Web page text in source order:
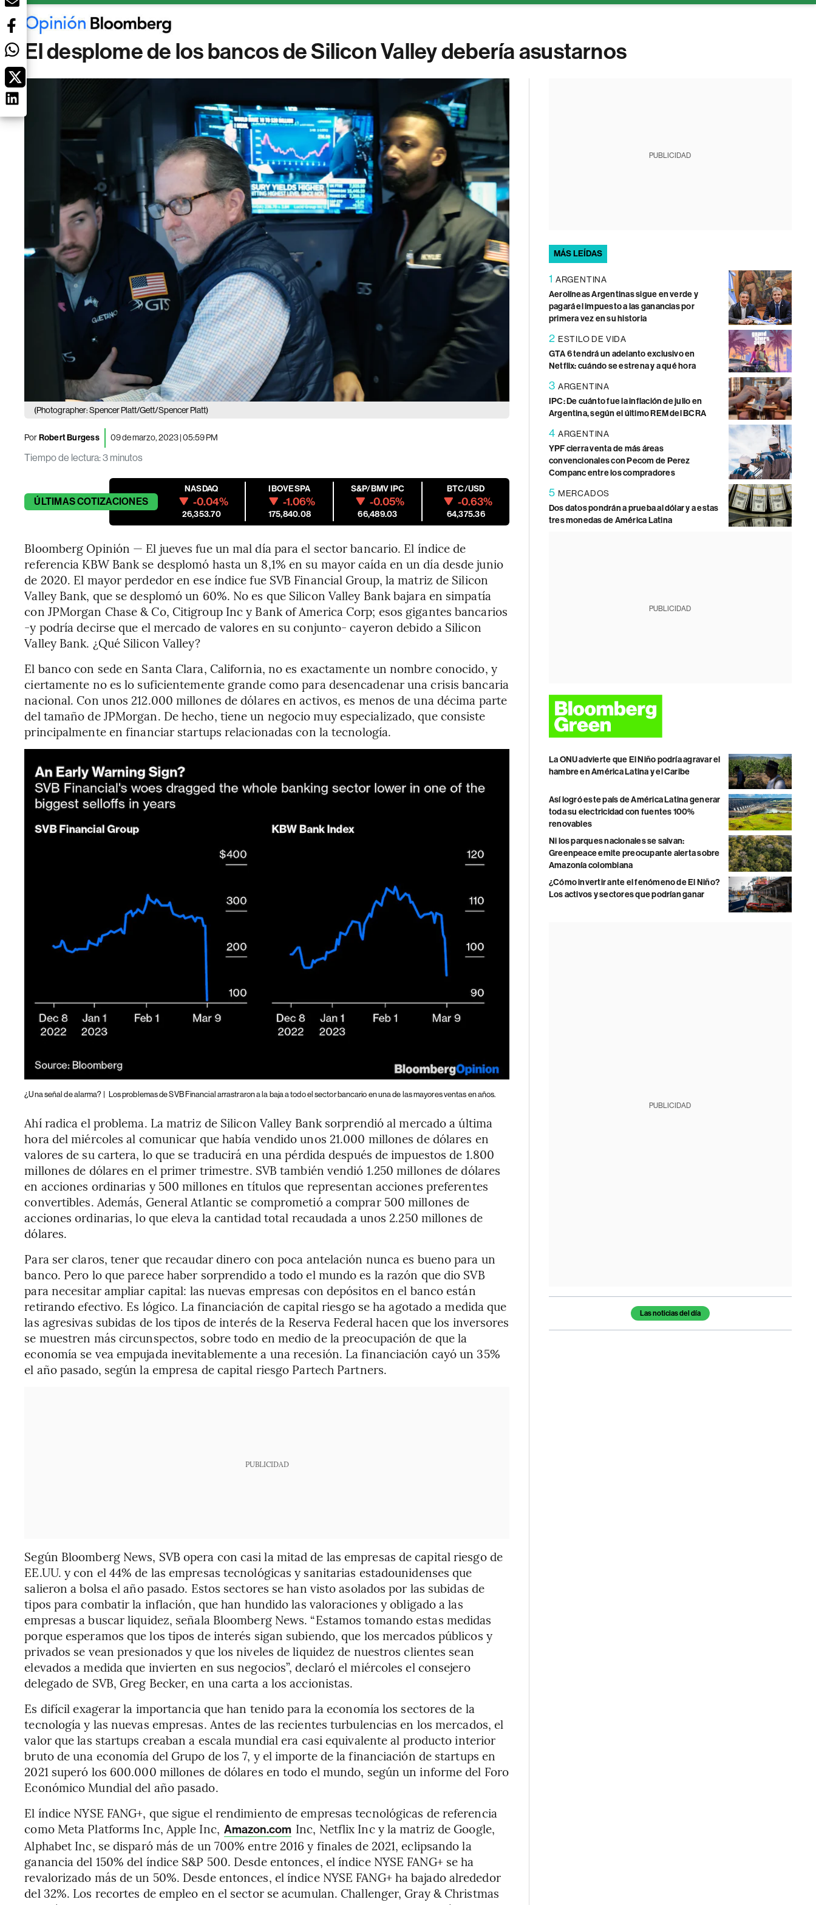
El desplome de los bancos de Silicon Valley debería asustarnos
(Photographer: Spencer Platt/Gett/Spencer Platt)
PorRobert Burgess 09 de marzo, 2023 | 05:59 PM
Tiempo de lectura:3 minutos
ÚLTIMASCOTIZACIONES
NASDAQ
-0.04%
26,353.70
IBOVESPA
-1.06%
175,840.08
S&P/BMV IPC
-0.05%
66,489.03
BTC/USD
-0.63%
64,375.36
Bloomberg Opinión — El jueves fue un mal día para el sector bancario. El índice de
referencia KBW Bank se desplomó hasta un 8,1% en su mayor caída en un día desde junio
de 2020. El mayor perdedor en ese índice fue SVB Financial Group, la matriz de Silicon
Valley Bank, que se desplomó un 60%. No es que Silicon Valley Bank bajara en simpatía
con JPMorgan Chase & Co, Citigroup Inc y Bank of America Corp; esos gigantes bancarios
-y podría decirse que el mercado de valores en su conjunto- cayeron debido a Silicon
Valley Bank. ¿Qué Silicon Valley?
El banco con sede en Santa Clara, California, no es exactamente un nombre conocido, y
ciertamente no es lo suficientemente grande como para desencadenar una crisis bancaria
nacional. Con unos 212.000 millones de dólares en activos, es menos de una décima parte
del tamaño de JPMorgan. De hecho, tiene un negocio muy especializado, que consiste
principalmente en financiar startups relacionadas con la tecnología.
¿Una señal de alarma? | Los problemas de SVB Financial arrastraron a la baja a todo el sector bancario en una de las mayores ventas en años.
Ahí radica el problema. La matriz de Silicon Valley Bank sorprendió al mercado a última
hora del miércoles al comunicar que había vendido unos 21.000 millones de dólares en
valores de su cartera, lo que se traducirá en una pérdida después de impuestos de 1.800
millones de dólares en el primer trimestre. SVB también vendió 1.250 millones de dólares
en acciones ordinarias y 500 millones en títulos que representan acciones preferentes
convertibles. Además, General Atlantic se comprometió a comprar 500 millones de
acciones ordinarias, lo que eleva la cantidad total recaudada a unos 2.250 millones de
dólares.
Para ser claros, tener que recaudar dinero con poca antelación nunca es bueno para un
banco. Pero lo que parece haber sorprendido a todo el mundo es la razón que dio SVB
para necesitar ampliar capital: las nuevas empresas con depósitos en el banco están
retirando efectivo. Es lógico. La financiación de capital riesgo se ha agotado a medida que
las agresivas subidas de los tipos de interés de la Reserva Federal hacen que los inversores
se muestren más circunspectos, sobre todo en medio de la preocupación de que la
economía se vea empujada inevitablemente a una recesión. La financiación cayó un 35%
el año pasado, según la empresa de capital riesgo Partech Partners.
PUBLICIDAD
Según Bloomberg News, SVB opera con casi la mitad de las empresas de capital riesgo de
EE.UU. y con el 44% de las empresas tecnológicas y sanitarias estadounidenses que
salieron a bolsa el año pasado. Estos sectores se han visto asolados por las subidas de
tipos para combatir la inflación, que han hundido las valoraciones y obligado a las
empresas a buscar liquidez, señala Bloomberg News. “Estamos tomando estas medidas
porque esperamos que los tipos de interés sigan subiendo, que los mercados públicos y
privados se vean presionados y que los niveles de liquidez de nuestros clientes sean
elevados a medida que invierten en sus negocios”, declaró el miércoles el consejero
delegado de SVB, Greg Becker, en una carta a los accionistas.
Es difícil exagerar la importancia que han tenido para la economía los sectores de la
tecnología y las nuevas empresas. Antes de las recientes turbulencias en los mercados, el
valor que las startups creaban a escala mundial era casi equivalente al producto interior
bruto de una economía del Grupo de los 7, y el importe de la financiación de startups en
2021 superó los 600.000 millones de dólares en todo el mundo, según un informe del Foro
Económico Mundial del año pasado.
El índice NYSE FANG+, que sigue el rendimiento de empresas tecnológicas de referencia
como Meta Platforms Inc, Apple Inc, Amazon.com Inc, Netflix Inc y la matriz de Google,
Alphabet Inc, se disparó más de un 700% entre 2016 y finales de 2021, eclipsando la
ganancia del 150% del índice S&P 500. Desde entonces, el índice NYSE FANG+ se ha
revalorizado más de un 50%. Desde entonces, el índice NYSE FANG+ ha bajado alrededor
del 32%. Los recortes de empleo en el sector se acumulan. Challenger, Gray & Christmas
PUBLICIDAD
MÁS LEÍDAS
1 ARGENTINA
Aerolíneas Argentinas sigue en verde y
pagará el impuesto a las ganancias por
primera vez en su historia
2 ESTILO DE VIDA
GTA 6 tendrá un adelanto exclusivo en
Netflix: cuándo se estrena y a qué hora
3 ARGENTINA
IPC: De cuánto fue la inflación de julio en
Argentina, según el último REM del BCRA
4 ARGENTINA
YPF cierra venta de más áreas
convencionales con Pecom de Perez
Companc entre los compradores
5 MERCADOS
Dos datos pondrán a prueba al dólar y a estas
tres monedas de América Latina
PUBLICIDAD
La ONU advierte que El Niño podría agravar el
hambre en América Latina y el Caribe
Así logró este país de América Latina generar
toda su electricidad con fuentes 100%
renovables
Ni los parques nacionales se salvan:
Greenpeace emite preocupante alerta sobre
Amazonía colombiana
¿Cómo invertir ante el fenómeno de El Niño?
Los activos y sectores que podrían ganar
PUBLICIDAD
Temas de este artículoLas noticias del día